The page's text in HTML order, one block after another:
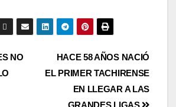
HACE 58 AÑOS NACIÓ
EL PRIMER TACHIRENSE
EN LLEGAR A LAS
GRANDES LIGAS
NO